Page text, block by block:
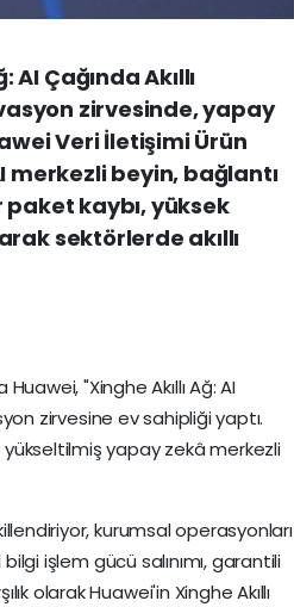
AI Çağında Akıllı
zirvesinde, yapay
Veri İletişimi Ürün
merkezli beyin, bağlantı
kaybı, yüksek
sektörlerde akıllı
"Xinghe Akıllı Ağ: AI
zirvesine ev sahipliği yaptı.
yükseltilmiş yapay zekâ merkezli
kurumsal operasyonları
işlem gücü salınımı, garantili
olarak Huawei'in Xinghe Akıllı